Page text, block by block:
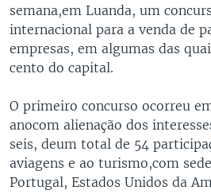
semana,em Luanda, um
internacional para a venda de
empresas, em algumas das
cento do capital.
O primeiro concurso ocorreu
anocom alienação dos
seis, deum total de 54
aviagens e ao turismo,com
Portugal, Estados Unidos da